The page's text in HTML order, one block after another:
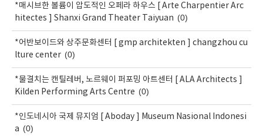
*매시브한 볼륨이 압도적인 오페라 하우스 [ Arte Charpentier Arc
hitectes ] Shanxi Grand Theater Taiyuan (0)
*어반보이드와 상주문화센터 [ gmp architekten ] changzhou cu
lture center (0)
*물결치는 캔틸레버, 노르웨이 퍼포밍 아트센터 [ ALA Architects ]
Kilden Performing Arts Centre (0)
*인도네시아 국제 뮤지엄 [ Aboday ] Museum Nasional Indonesi
a (0)